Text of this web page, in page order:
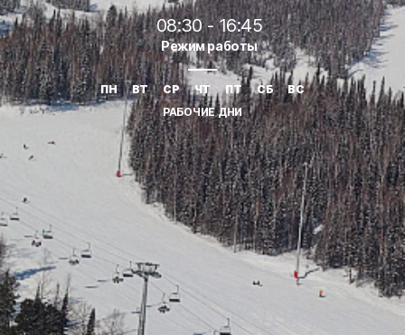
08:30 - 16:45
Режим работы
ПН ВТ СР ЧТ ПТ СБ
ВС
РАБОЧИЕ ДНИ